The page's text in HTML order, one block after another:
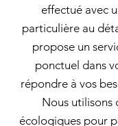
effectué avec
particulière au
propose un
ponctuel dans
répondre à vos
Nous utilisons
écologiques pour